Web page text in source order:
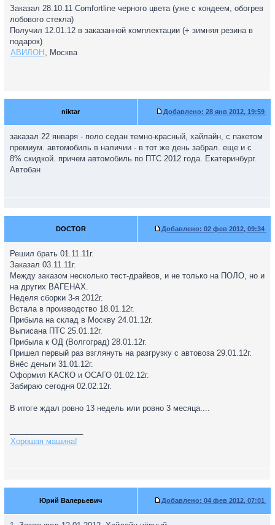
Заказал 28.10.11 Comfortline черного цвета (уже с кондеем, обогрев
лобового стекла)
Получил 12.01.12 в заказанной комплектации (+ зимняя резина в
подарок)
АВИЛОН , Москва
niktar Добавлено: 28 янв 2012, 19:59
заказал 22 января - поло седан темно-красный, хайлайн, с пакетом
премиум. автомобиль в наличии - в тот же день забрал. еще и с
8% скидкой. причем автомобиль по ПТС 2012 года. Екатеринбург.
Автобан
DOCTOR Добавлено: 02 фев 2012, 09:34
Решил брать 01.11.11г.
Заказал 03.11.11г.
Между заказом несколько тест-драйвов, и не только на ПОЛО, но и
на других ВАГЕНАХ.
Неделя сборки 3-я 2012г.
Встала в производство 18.01.12г.
Прибыла на склад в Москву 24.01.12г.
Выписана ПТС 25.01.12г.
Прибыла к ОД (Волгоград) 28.01.12г.
Пришел первый раз взглянуть на разгрузку с автовоза 29.01.12г.
Внёс деньги 31.01.12г.
Оформил КАСКО и ОСАГО 01.02.12г.
Забираю сегодня 02.02.12г.
В итоге ждал ровно 13 недель или ровно 3 месяца....
Хорошая машина!
Юрий Валерьевич Добавлено: 04 фев 2012, 07:01